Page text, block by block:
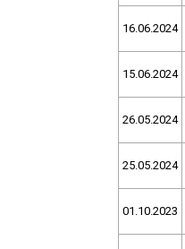
16.06.2024
15.06.2024
26.05.2024
25.05.2024
01.10.2023